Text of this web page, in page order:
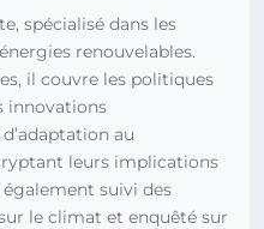
spécialisé dans les
renouvelables.
il couvre les politiques
innovations
au
leurs implications
suivi des
le climat et enquêté sur